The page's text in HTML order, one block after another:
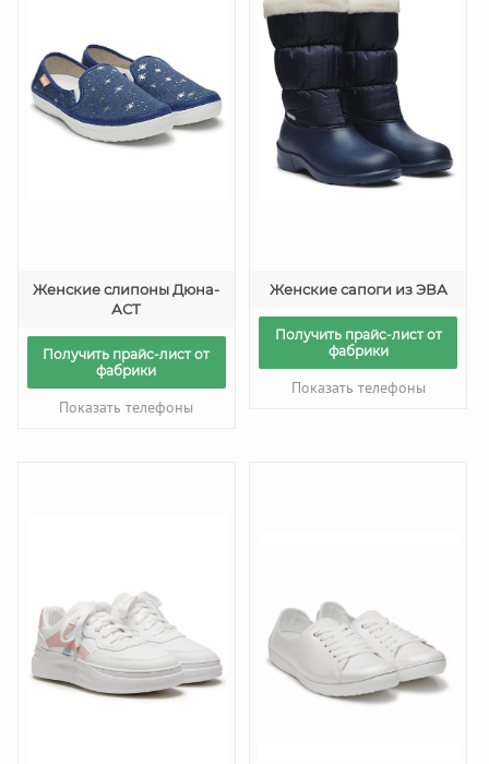
Женские слипоны Дюна-
АСТ
Получить прайс-лист от
фабрики
Показать телефоны
Женские сапоги из ЭВА
Получить прайс-лист от
фабрики
Показать телефоны